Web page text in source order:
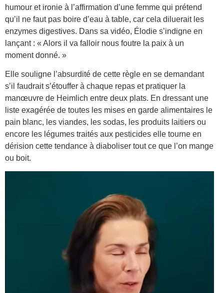
humour et ironie à l’affirmation d’une femme qui prétend
qu’il ne faut pas boire d’eau à table, car cela diluerait les
enzymes digestives. Dans sa vidéo, Élodie s’indigne en
lançant : « Alors il va falloir nous foutre la paix à un
moment donné. »
Elle souligne l’absurdité de cette règle en se demandant
s’il faudrait s’étouffer à chaque repas et pratiquer la
manœuvre de Heimlich entre deux plats. En dressant une
liste exagérée de toutes les mises en garde alimentaires le
pain blanc, les viandes, les sodas, les produits laitiers ou
encore les légumes traités aux pesticides elle tourne en
dérision cette tendance à diaboliser tout ce que l’on mange
ou boit.